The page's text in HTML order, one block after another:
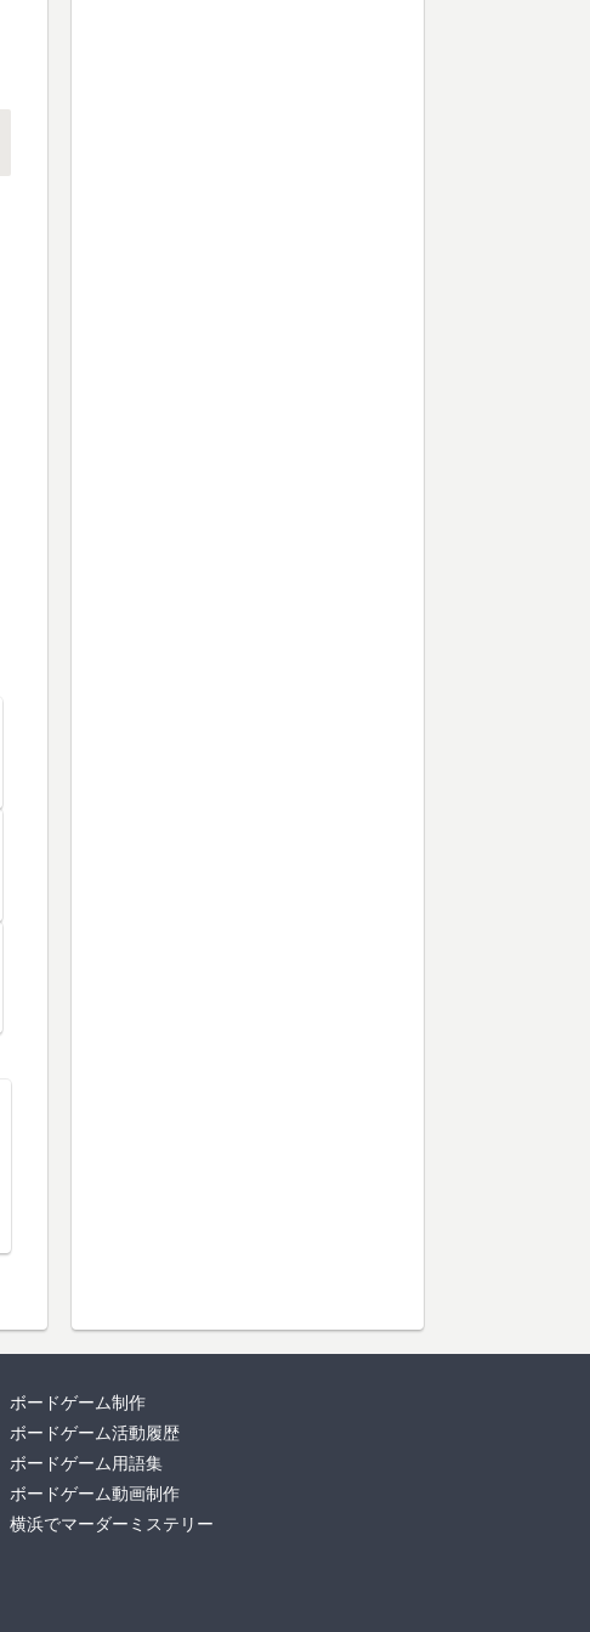
ボードゲーム制作
ボードゲーム活動履歴
ボードゲーム用語集
ボードゲーム動画制作
横浜でマーダーミステリー